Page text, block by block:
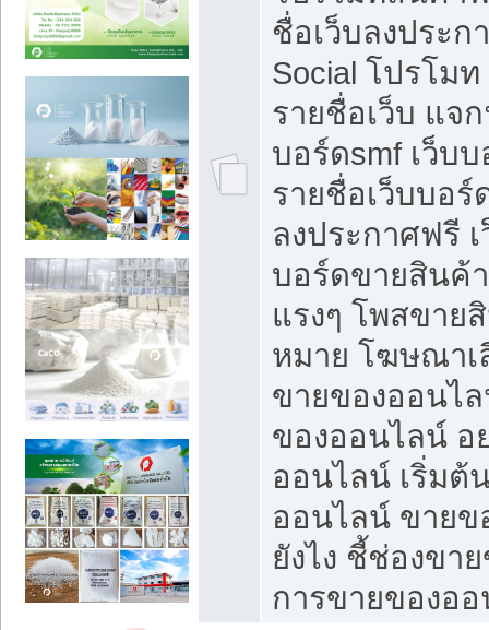
ชื่อเว็บลงประ
Social โปรโม
รายชื่อเว็บ แจ
บอร์ดsmf เว็บ
รายชื่อเว็บบอ
ลงประกาศฟรี
บอร์ดขายสินค้
แรงๆ โพสขาย
หมาย โฆษณาเ
ขายของออนไ
ของออนไลน์ อ
ออนไลน์ เริ่มต้
ออนไลน์ ขายข
ยังไง ชี้ช่องขา
การขายของอ